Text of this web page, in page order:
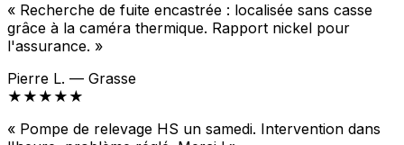
« Recherche de fuite encastrée : localisée sans casse
grâce à la caméra thermique. Rapport nickel pour
l'assurance. »
Pierre L. — Grasse
★★★★★
« Pompe de relevage HS un samedi. Intervention dans